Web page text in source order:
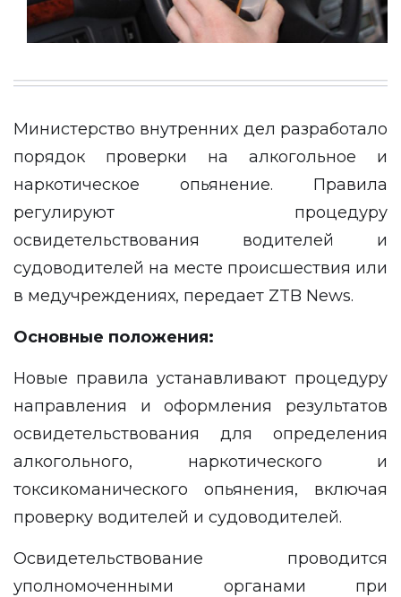
Министерство внутренних дел разработало
порядок проверки на алкогольное и
наркотическое опьянение. Правила
регулируют процедуру
освидетельствования водителей и
судоводителей на месте происшествия или
в медучреждениях, передает ZTB News.
Основные положения:
Новые правила устанавливают процедуру
направления и оформления результатов
освидетельствования для определения
алкогольного, наркотического и
токсикоманического опьянения, включая
проверку водителей и судоводителей.
Освидетельствование проводится
уполномоченными органами при